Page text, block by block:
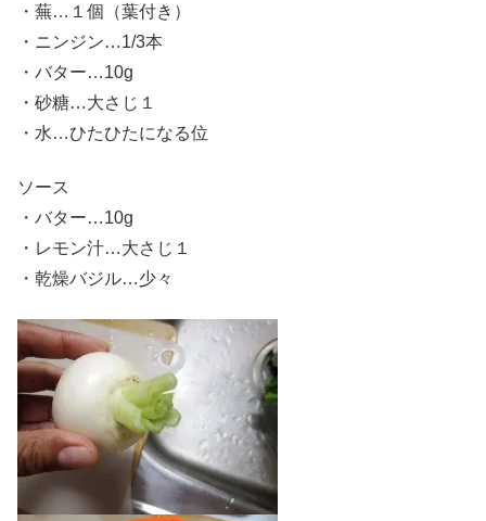
・蕪…１個（葉付き）
・ニンジン…1/3本
・バター…10g
・砂糖…大さじ１
・水…ひたひたになる位
ソース
・バター…10g
・レモン汁…大さじ１
・乾燥バジル…少々